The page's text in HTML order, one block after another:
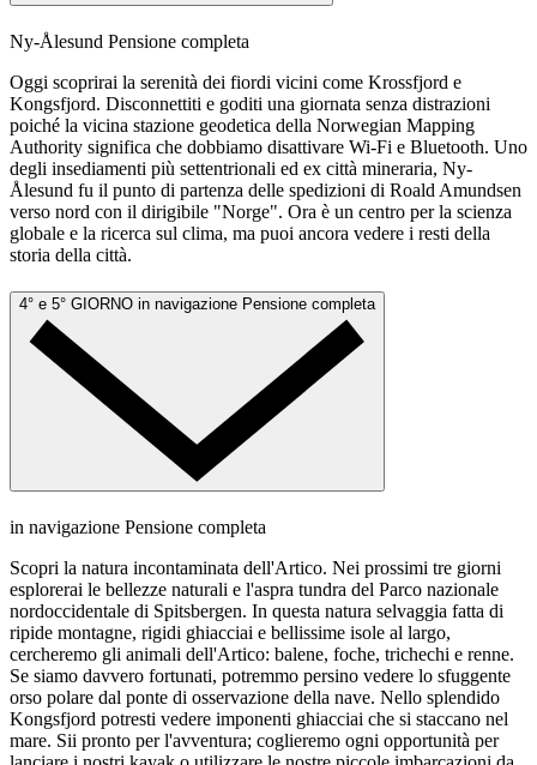
Ny-Ålesund Pensione completa
Oggi scoprirai la serenità dei fiordi vicini come Krossfjord e
Kongsfjord. Disconnettiti e goditi una giornata senza distrazioni
poiché la vicina stazione geodetica della Norwegian Mapping
Authority significa che dobbiamo disattivare Wi-Fi e Bluetooth. Uno
degli insediamenti più settentrionali ed ex città mineraria, Ny-
Ålesund fu il punto di partenza delle spedizioni di Roald Amundsen
verso nord con il dirigibile "Norge". Ora è un centro per la scienza
globale e la ricerca sul clima, ma puoi ancora vedere i resti della
storia della città.
4° e 5° GIORNO in navigazione Pensione completa
in navigazione Pensione completa
Scopri la natura incontaminata dell'Artico. Nei prossimi tre giorni
esplorerai le bellezze naturali e l'aspra tundra del Parco nazionale
nordoccidentale di Spitsbergen. In questa natura selvaggia fatta di
ripide montagne, rigidi ghiacciai e bellissime isole al largo,
cercheremo gli animali dell'Artico: balene, foche, trichechi e renne.
Se siamo davvero fortunati, potremmo persino vedere lo sfuggente
orso polare dal ponte di osservazione della nave. Nello splendido
Kongsfjord potresti vedere imponenti ghiacciai che si staccano nel
mare. Sii pronto per l'avventura; coglieremo ogni opportunità per